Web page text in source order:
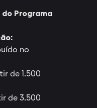
Programa
no
de 1.500
de 3.500